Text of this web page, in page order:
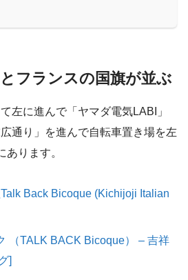
フランスの国旗が並ぶ
左に進んで「ヤマダ電気LABI」
通り」を進んで自転車置き場を左
あります。
Back Bicoque (Kichijoji Italian
（TALK BACK Bicoque） – 吉祥
]